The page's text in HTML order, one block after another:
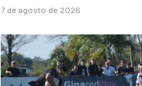
7 de agosto de 2026